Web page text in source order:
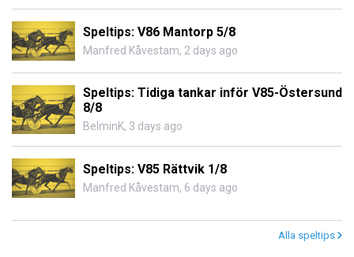
Speltips: V86 Mantorp 5/8
Manfred Kåvestam, 2 days ago
Speltips: Tidiga tankar inför V85-Östersund
8/8
BelminK, 3 days ago
Speltips: V85 Rättvik 1/8
Manfred Kåvestam, 6 days ago
Alla speltips